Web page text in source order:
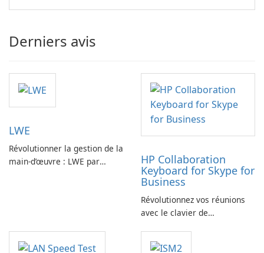
Derniers avis
LWE
Révolutionner la gestion de la
main-d’œuvre : LWE par
HP Collaboration
Keyboard for Skype for
Business
Révolutionnez vos réunions
avec le clavier de